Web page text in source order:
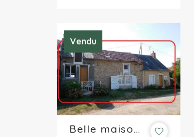
Vendu
Belle maison de campagne de plus de 1.000 m² avec vue